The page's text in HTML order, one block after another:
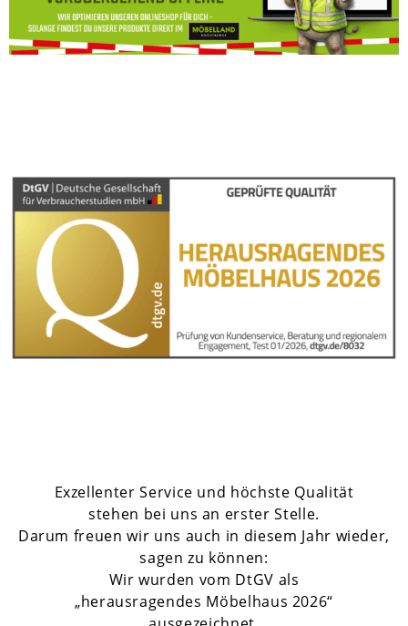
Exzellenter Service und höchste Qualität
stehen bei uns an erster Stelle.
Darum freuen wir uns auch in diesem Jahr wieder,
sagen zu können:
Wir wurden vom DtGV als
„herausragendes Möbelhaus 2026“